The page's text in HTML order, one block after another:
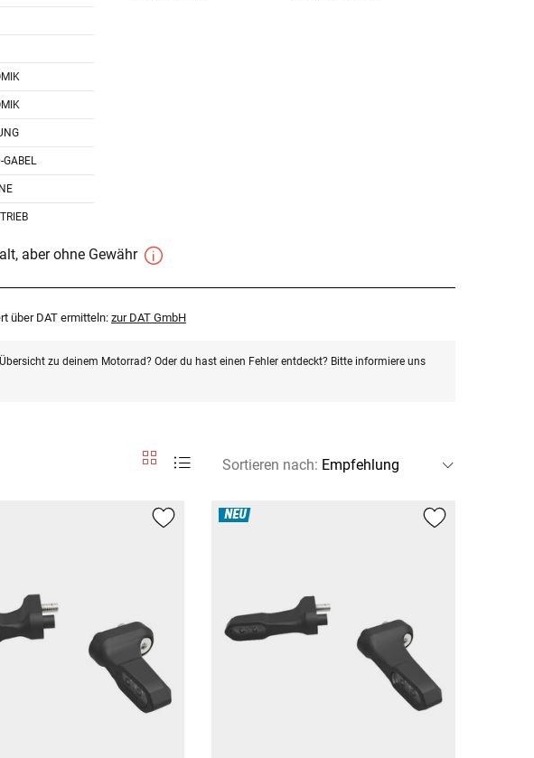
GABEL
aber ohne Gewähr
über DAT ermitteln: zur DAT GmbH
zu deinem Motorrad? Oder du hast einen Fehler entdeckt? Bitte informiere uns
Sortieren nach:
NEU